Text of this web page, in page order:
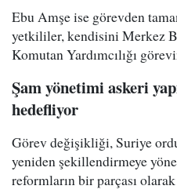
Ebu Amşe ise görevden
yetkililer, kendisini Merkez
Komutan Yardımcılığı
Şam yönetimi askeri
hedefliyor
Görev değişikliği, Suriye
yeniden şekillendirmeye
reformların bir parçası